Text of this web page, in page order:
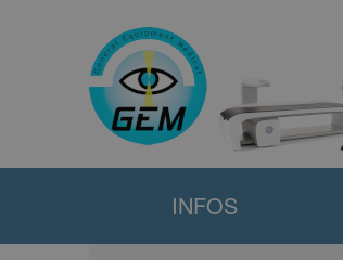
INFOS